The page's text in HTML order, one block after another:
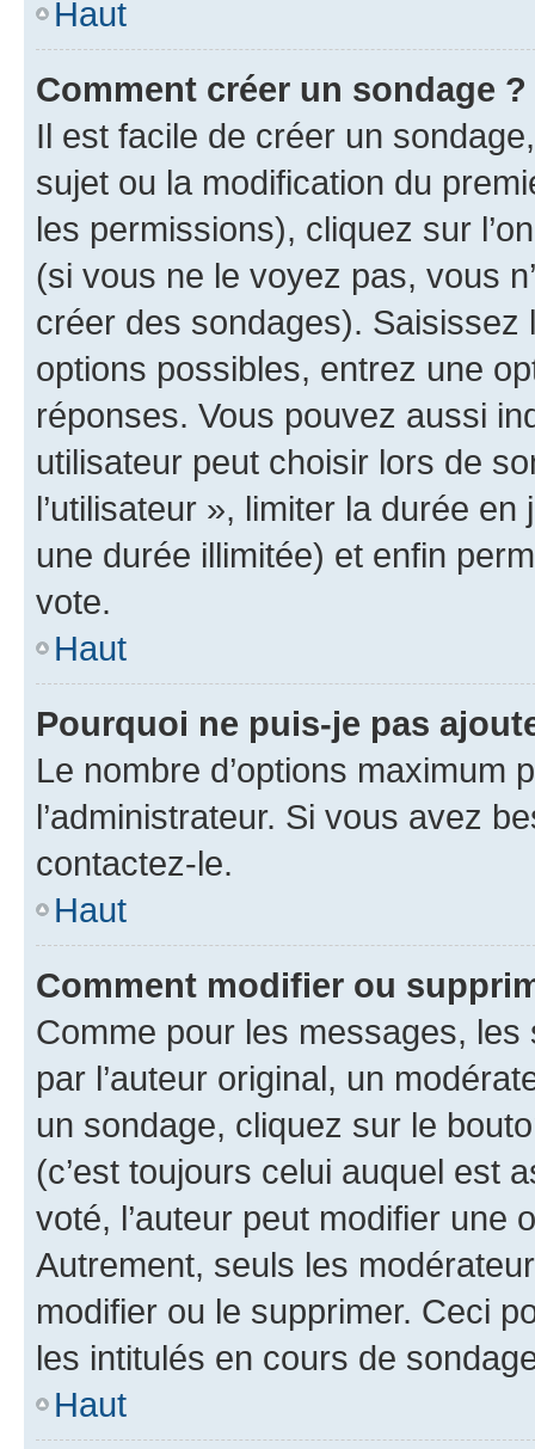
Haut
Comment créer un sondage ?
Il est facile de créer un
sujet ou la modification du
les permissions), cliquez sur
(si vous ne le voyez pas, vous
créer des sondages).
options possibles, entrez une
réponses. Vous pouvez aussi
utilisateur peut choisir lors de
l’utilisateur », limiter la durée
une durée illimitée) et enfin
vote.
Haut
Pourquoi ne puis-je pas
Le nombre d’options maximum
l’administrateur. Si vous avez
contactez-le.
Haut
Comment modifier ou
Comme pour les messages,
par l’auteur original, un
un sondage, cliquez sur le
(c’est toujours celui auquel est
voté, l’auteur peut modifier une
Autrement, seuls les
modifier ou le supprimer. Ceci
les intitulés en cours de
Haut